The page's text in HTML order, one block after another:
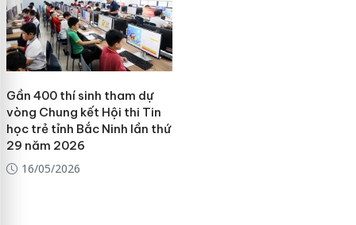
Gần 400 thí sinh tham dự
vòng Chung kết Hội thi Tin
học trẻ tỉnh Bắc Ninh lần thứ
29 năm 2026
16/05/2026